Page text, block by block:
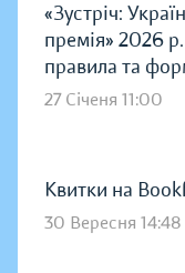
«Зустріч:
премія» 2026
правила та
27 Січеня 11:00
Квитки на
30 Вересня 14:48